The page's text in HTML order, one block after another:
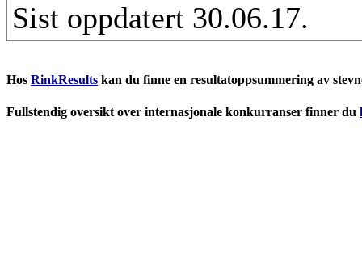
Sist oppdatert 30.06.17.
Hos RinkResults kan du finne en resultatoppsummering av
Fullstendig oversikt over internasjonale konkurranser finner du